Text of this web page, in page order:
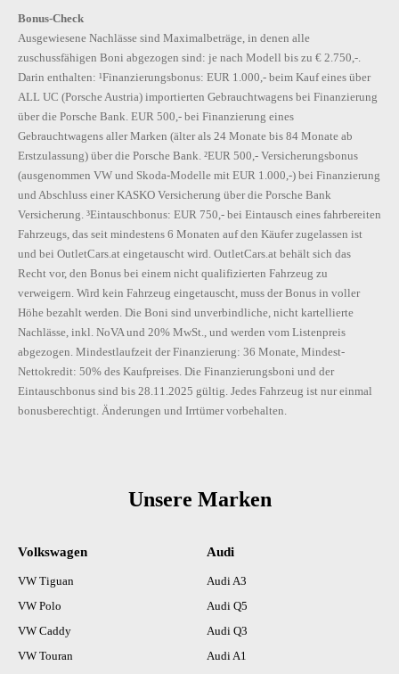
Bonus-Check
Ausgewiesene Nachlässe sind Maximalbeträge, in denen alle
zuschussfähigen Boni abgezogen sind: je nach Modell bis zu € 2.750,-.
Darin enthalten: ¹Finanzierungsbonus: EUR 1.000,- beim Kauf eines über
ALL UC (Porsche Austria) importierten Gebrauchtwagens bei Finanzierung
über die Porsche Bank. EUR 500,- bei Finanzierung eines
Gebrauchtwagens aller Marken (älter als 24 Monate bis 84 Monate ab
Erstzulassung) über die Porsche Bank. ²EUR 500,- Versicherungsbonus
(ausgenommen VW und Skoda-Modelle mit EUR 1.000,-) bei Finanzierung
und Abschluss einer KASKO Versicherung über die Porsche Bank
Versicherung. ³Eintauschbonus: EUR 750,- bei Eintausch eines fahrbereiten
Fahrzeugs, das seit mindestens 6 Monaten auf den Käufer zugelassen ist
und bei OutletCars.at eingetauscht wird. OutletCars.at behält sich das
Recht vor, den Bonus bei einem nicht qualifizierten Fahrzeug zu
verweigern. Wird kein Fahrzeug eingetauscht, muss der Bonus in voller
Höhe bezahlt werden. Die Boni sind unverbindliche, nicht kartellierte
Nachlässe, inkl. NoVA und 20% MwSt., und werden vom Listenpreis
abgezogen. Mindestlaufzeit der Finanzierung: 36 Monate, Mindest-
Nettokredit: 50% des Kaufpreises. Die Finanzierungsboni und der
Eintauschbonus sind bis 28.11.2025 gültig. Jedes Fahrzeug ist nur einmal
bonusberechtigt. Änderungen und Irrtümer vorbehalten.
Unsere Marken
Volkswagen
VW Tiguan
VW Polo
VW Caddy
VW Touran
Audi
Audi A3
Audi Q5
Audi Q3
Audi A1